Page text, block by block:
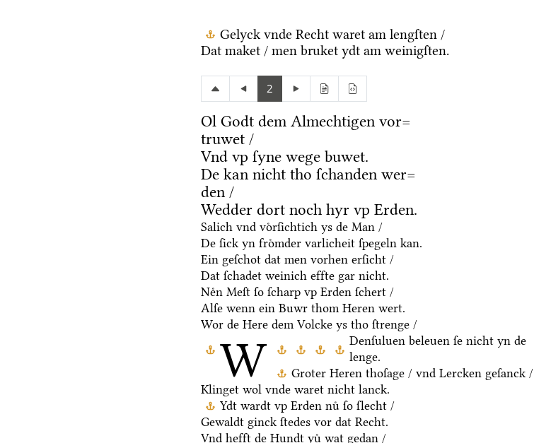
Gelyck vnde Recht waret am lengſten /
Dat maket / men bruket ydt am weinigſten.
2
W
Ol Godt dem Almechtigen vor=
truwet /
Vnd vp ſyne wege buwet.
De kan nicht tho ſchanden wer=
den /
Wedder dort noch hyr vp Erden.
Salich vnd voͤrſichtich ys de Man /
De ſick yn froͤmder varlicheit ſpegeln kan.
Ein geſchot dat men vorhen erſicht /
Dat ſchadet weinich effte gar nicht.
Neͤn Meſt ſo ſcharp vp Erden ſchert /
Alſe wenn ein Buwr thom Heren wert.
Wor de Here dem Volcke ys tho ſtrenge /
Denſuluen beleuen ſe nicht yn de
lenge.
Groter Heren thoſage / vnd Lercken geſanck /
Klinget wol vnde waret nicht lanck.
Ydt wardt vp Erden nuͤ ſo ſlecht /
Gewaldt ginck ſtedes vor dat Recht.
Vnd hefft de Hundt yuͤ wat gedan /